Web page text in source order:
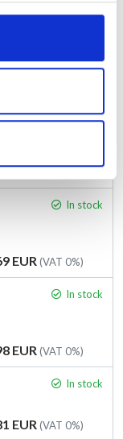
In stock
EUR
In stock
EUR(VAT 0%)
In stock
EUR(VAT 0%)
In stock
EUR(VAT 0%)